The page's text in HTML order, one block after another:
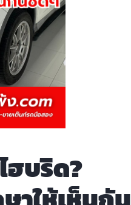
ฮบริด?